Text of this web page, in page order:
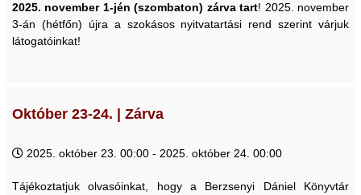
2025. november 1-jén (szombaton) zárva tart! 2025. november
3-án (hétfőn) újra a szokásos nyitvatartási rend szerint várjuk
látogatóinkat!
Október 23-24. | Zárva
2025. október 23. 00:00 - 2025. október 24. 00:00
Tájékoztatjuk olvasóinkat, hogy a Berzsenyi Dániel Könyvtár